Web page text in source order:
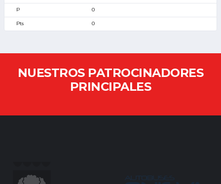
0
0
NUESTROS PATROCINADORES
PRINCIPALES